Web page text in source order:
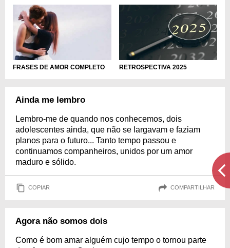
FRASES DE AMOR COMPLETO RETROSPECTIVA 2025
Ainda me lembro
Lembro-me de quando nos conhecemos, dois
adolescentes ainda, que não se largavam e faziam
planos para o futuro... Tanto tempo passou e
continuamos companheiros, unidos por um amor
maduro e sólido.
COPIAR COMPARTILHAR
Agora não somos dois
Como é bom amar alguém cujo tempo o tornou parte